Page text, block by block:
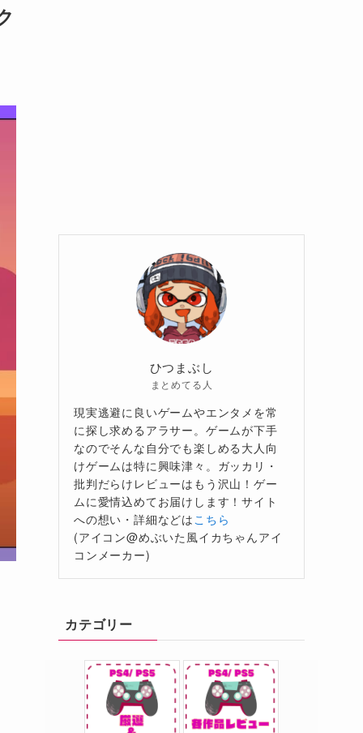
ひつまぶし
まとめてる人
現実逃避に良いゲームやエンタメを常
に探し求めるアラサー。ゲームが下手
なのでそんな自分でも楽しめる大人向
けゲームは特に興味津々。ガッカリ・
批判だらけレビューはもう沢山！ゲー
ムに愛情込めてお届けします！サイト
への想い・詳細などはこちら
(アイコン@めぶいた風イカちゃんアイ
コンメーカー)
カテゴリー